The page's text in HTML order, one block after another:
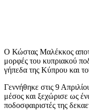
Ο Κώστας Μαλέκκος
μορφές του κυπριακού
γήπεδα της Κύπρου και
Γεννήθηκε στις 9
μέσος και ξεχώρισε ως
ποδοσφαιριστές της